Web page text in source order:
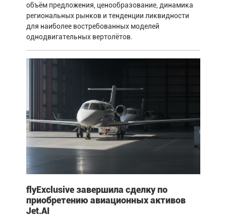
объём предложения, ценообразование, динамика
региональных рынков и тенденции ликвидности
для наиболее востребованных моделей
однодвигательных вертолётов.
flyExclusive завершила сделку по
приобретению авиационных активов
Jet.AI